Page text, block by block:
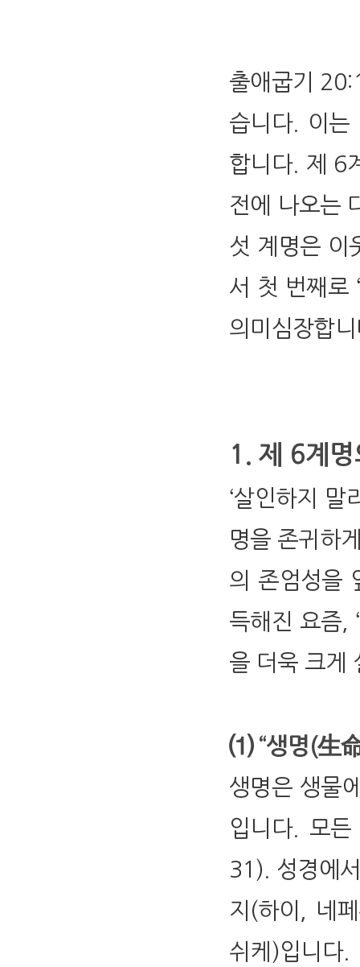
출애굽기
습니다. 이
합니다. 제 6
전에 나오는
섯 계명은 이
서 첫 번째로
의미심장합
1. 제 6계명
‘살인하지 말
명을 존귀하
의 존엄성을
득해진 요즘,
을 더욱 크게
⑴ “생명(生
생명은 생물
입니다. 모
31). 성경에
지(하이, 네
쉬케)입니다.